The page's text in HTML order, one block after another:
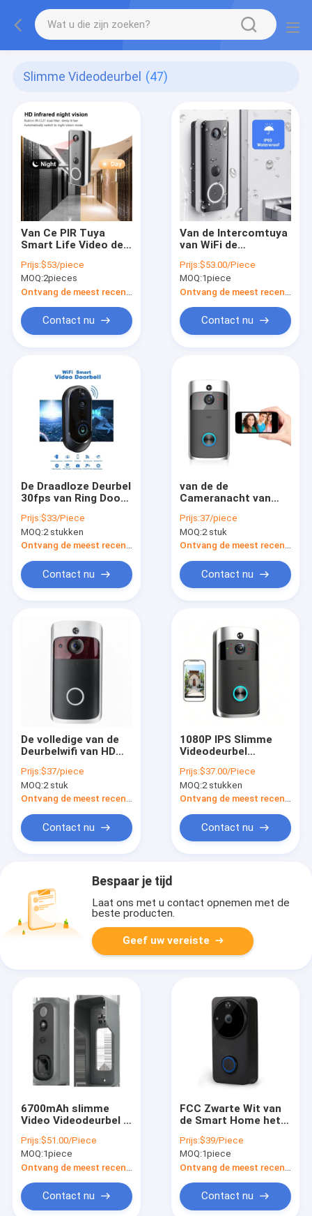
Slimme Videodeurbel (47)
Van Ce PIR Tuya
Smart Life Video de
Videodeurbel van de
Deurbelwifi met
Klokkengelui
Prijs:$53/piece
MOQ:2pieces
Contact nu
Van de Intercomtuya
van WiFi de
Slimme Video
Waterdichte Deurbel
1080P IP65
Prijs:$53.00/Piece
MOQ:1piece
Contact nu
De Draadloze Deurbel
30fps van Ring Door
1080p Tuya
Prijs:$33/Piece
MOQ:2 stukken
Contact nu
van de de
Cameranacht van
Smart Doorbell de
Visie3400mha
Batterij
Prijs:37/piece
MOQ:2 stuk
Contact nu
De volledige van de
Deurbelwifi van HD
Smart Video van de
de Deurtelefoon
Video Bidirectionele
Prijs:$37/piece
MOQ:2 stuk
Ontvang de meest recente Prijs
Contact nu
1080P IPS Slimme
Videodeurbel
Infrarood Draadloos
Ring Bell
Prijs:$37.00/Piece
MOQ:2 stukken
Ontvang de meest recente Prijs
Contact nu
Bespaar je tijd
Laat ons met u contact opnemen met de
beste producten.
Geef uw vereiste
6700mAh slimme
Video Videodeurbel 2
1080p met
Nachtvisie
Prijs:$51.00/Piece
MOQ:1piece
Contact nu
FCC Zwarte Wit van
de Smart Home het
1080P 8G 16G 32G
64G
Prijs:$39/Piece
MOQ:1piece
Contact nu